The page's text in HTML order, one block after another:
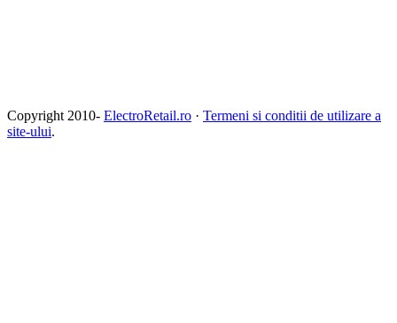
Copyright 2010- ElectroRetail.ro · Termeni si conditii de utilizare a
site-ului.